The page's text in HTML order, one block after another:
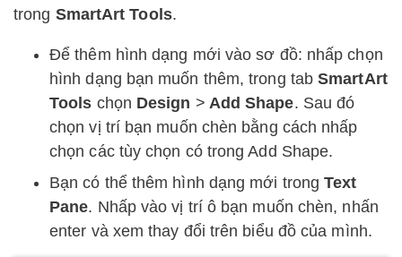
trong SmartArt Tools.
Để thêm hình dạng mới vào sơ đồ: nhấp chọn
hình dạng bạn muốn thêm, trong tabSmartArt
Tools chọn Design > Add Shape. Sau đó
chọn vị trí bạn muốn chèn bằng cách nhấp
chọn các tùy chọn có trong Add Shape.
Bạn có thể thêm hình dạng mới trongText
Pane. Nhấp vào vị trí ô bạn muốn chèn, nhấn
enter và xem thay đổi trên biểu đồ của mình.